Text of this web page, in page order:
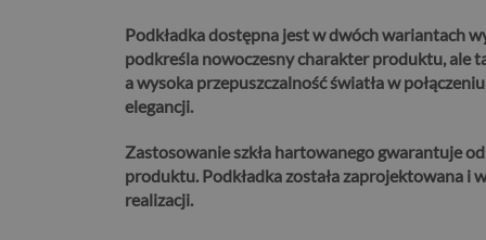
Podkładka dostępna jest w dwóch wariantach
podkreśla nowoczesny charakter produktu, ale
a wysoka przepuszczalność światła w
elegancji.
Zastosowanie szkła hartowanego gwarantuje
produktu.Podkładka została zaprojektowana i
realizacji.